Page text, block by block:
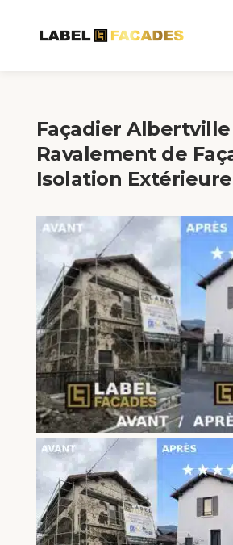
Façadier Albertville
Ravalement de
Isolation Extérieure